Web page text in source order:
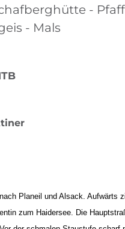
-
- Mals
Planeil und Alsack. Aufwärts
zum Haidersee. Die